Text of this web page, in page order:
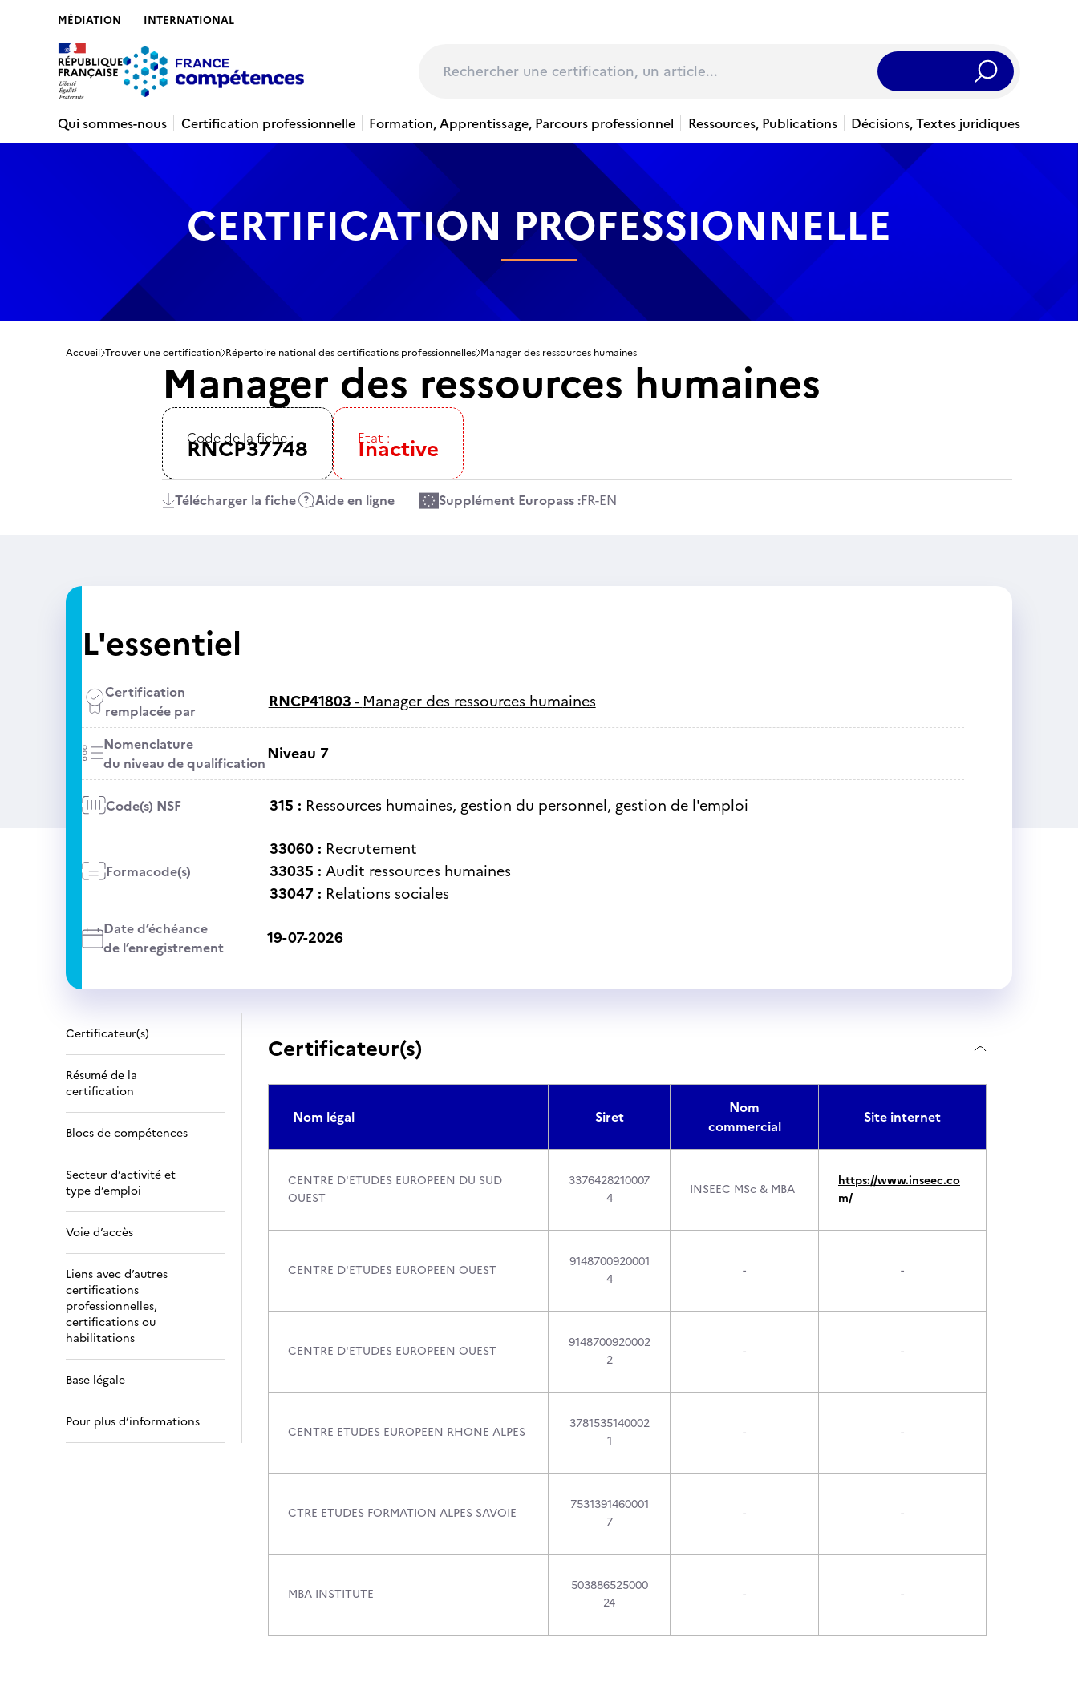
MÉDIATION INTERNATIONAL
Rechercher
Qui sommes-nous
Certification professionnelle Formation, Apprentissage, Parcours professionnel Ressources, Publications Décisions, Textes juridiques
CERTIFICATION PROFESSIONNELLE
Accueil Trouver une certification Répertoire national des certifications professionnelles Manager des ressources humaines
Manager des ressources humaines
Code de la fiche :
RNCP37748 Etat :
Inactive
Télécharger la fiche Aide en ligne Supplément Europass :FR-EN
L'essentiel
Certification
remplacée par
RNCP41803 - Manager des ressources humaines
Nomenclature
du niveau de qualificationNiveau 7
Code(s) NSF 315 : Ressources humaines, gestion du personnel, gestion de l'emploi
Formacode(s)
33060 : Recrutement
33035 : Audit ressources humaines
33047 : Relations sociales
Date d’échéance
de l’enregistrement
19-07-2026
Certificateur(s)
Résumé de la
certification
Blocs de compétences
Secteur d’activité et
type d’emploi
Voie d’accès
Liens avec d’autres
certifications
professionnelles,
certifications ou
habilitations
Base légale
Pour plus d’informations
Certificateur(s)
Nom légal Siret
Nom
commercial
Site internet
CENTRE D'ETUDES EUROPEEN DU SUD
OUEST
3376428210007
4
INSEEC MSc & MBA
https://www.inseec.co
m/
CENTRE D'ETUDES EUROPEEN OUEST
9148700920001
4
- -
CENTRE D'ETUDES EUROPEEN OUEST
9148700920002
2
- -
CENTRE ETUDES EUROPEEN RHONE ALPES
3781535140002
1
- -
CTRE ETUDES FORMATION ALPES SAVOIE
7531391460001
7
- -
MBA INSTITUTE
503886525000
24
- -